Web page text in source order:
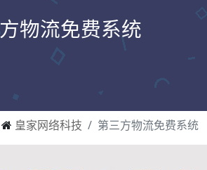
物流免费系统
皇家网络科技 第三方物流免费系统